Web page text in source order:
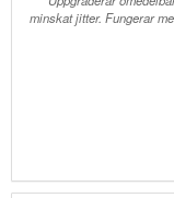
minskat jitter. Fungerar